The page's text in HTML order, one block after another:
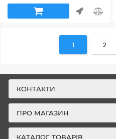
1 2
КОНТАКТИ
ПРО МАГАЗИН
КАТАЛОГ ТОВАРІВ